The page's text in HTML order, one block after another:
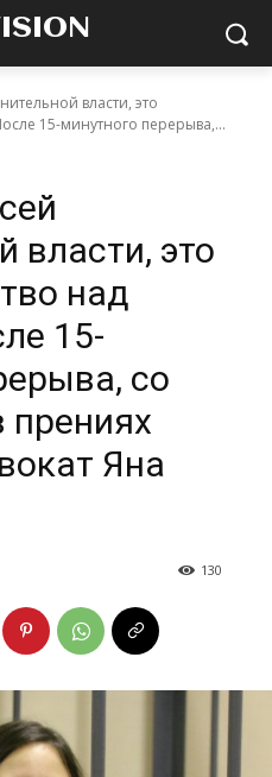
власти, это
15-минутного перерыва,...
власти, это
над
15-
со
прениях
Яна
130